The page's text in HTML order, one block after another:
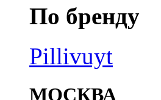
По бренду
Pillivuyt
МОСКВА